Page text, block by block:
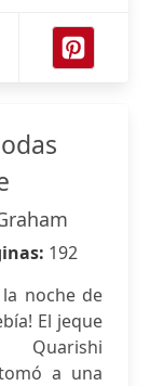
192
noche de
El jeque
a una